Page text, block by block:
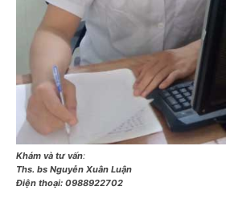
Khám và tư vấn:
Ths. bs Nguyễn Xuân Luận
Điện thoại: 0988922702